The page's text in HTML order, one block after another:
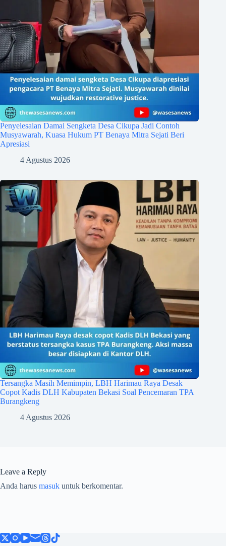
Penyelesaian Damai Sengketa Desa Cikupa Jadi Contoh
Musyawarah, Kuasa Hukum PT Benaya Mitra Sejati Beri
Apresiasi
4 Agustus 2026
Tersangka Masih Memimpin, LBH Harimau Raya Desak
Copot Kadis DLH Kabupaten Bekasi Soal Pencemaran TPA
Burangkeng
4 Agustus 2026
Leave a Reply
Anda harus masuk untuk berkomentar.